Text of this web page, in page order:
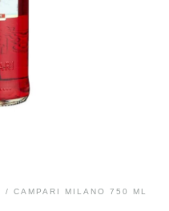
/ CAMPARI MILANO 750 ML